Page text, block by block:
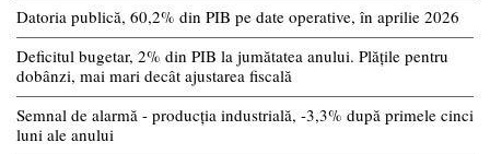
Datoria publică, 60,2% din PIB pe date operative, în aprilie 2026
Deficitul bugetar, 2% din PIB la jumătatea anului. Plățile pentru
dobânzi, mai mari decât ajustarea fiscală
Semnal de alarmă - producția industrială, -3,3% după primele cinci
luni ale anului